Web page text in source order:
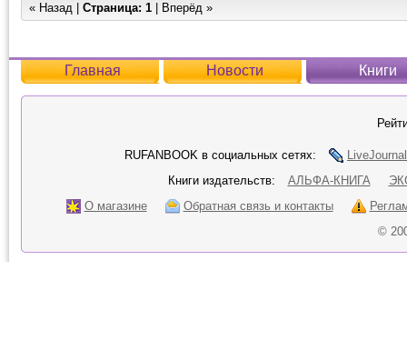
« Назад | Страница: 1 | Вперёд »
Главная Новости Книги
RUFANBOOK в социальных сетях:
LiveJournal
Книги издательств:
АЛЬФА-КНИГА
О магазине
Обратная связь и контакты
©